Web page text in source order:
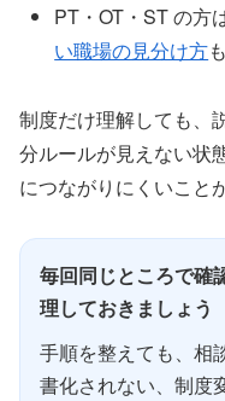
PT・OT・ST の方は
い職場の見分け方
制度だけ理解しても、
分ルールが見えない状
につながりにくいこと
毎回同じところで確
理しておきましょう
手順を整えても、相
書化されない、制度